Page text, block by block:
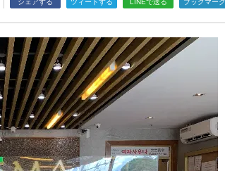
シェアする ツィートする LINEで送る ブックマーク